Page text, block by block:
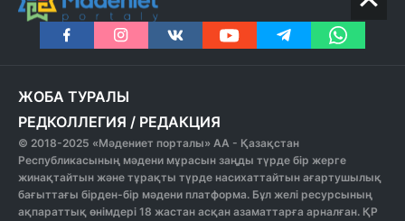
ЖОБА ТУРАЛЫ
РЕДКОЛЛЕГИЯ / РЕДАКЦИЯ
© 2018-2025 «Мәдениет порталы» АА - Қазақстан
Республикасының мәдени мұрасын заңды түрде бір жерге
жинақтайтын және тұрақты түрде насихаттайтын ағартушылық
бағыттағы бірден-бір мәдени платформа. Бұл желі ресурсының
ақпараттық өнімдері 18 жастан асқан азаматтарға арналған. ҚР